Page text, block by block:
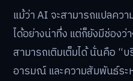
แม้ว่า AI จะสามารถแปลคว
ได้อย่างน่าทึ่ง แต่ก็ยังมีช่องว่
สามารถเติมเต็มได้ นั่นคือ “
อารมณ์ และความสัมพันธ์ระ